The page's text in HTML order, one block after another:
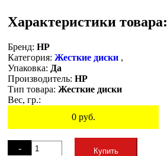
Характеристики товара:
Бренд: HP
Категория: Жесткие диски ,
Упаковка: Да
Производитель: HP
Тип товара: Жесткие диски
Вес, гр.:
0руб.
-
Купить